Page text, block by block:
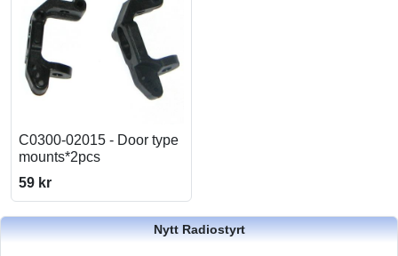
C0300-02015 - Door type
mounts*2pcs
59 kr
Nytt Radiostyrt